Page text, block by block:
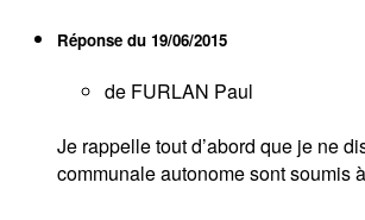
Réponse du 19/06/2015
de FURLAN Paul
Je rappelle tout d’abord que je ne
communale autonome sont soumis